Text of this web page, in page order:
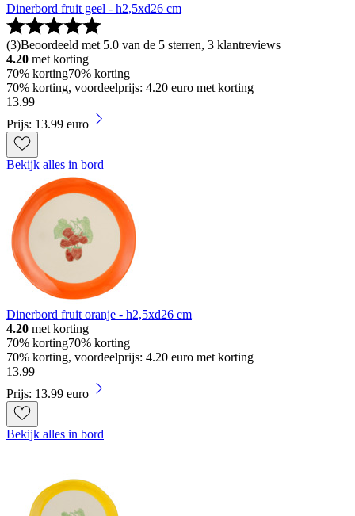
Dinerbord fruit geel - h2,5xd26 cm
(3)Beoordeeld met 5.0 van de 5 sterren, 3 klantreviews
4.20 met korting
70% korting70% korting
70% korting, voordeelprijs: 4.20 euro met korting
13.99
Prijs: 13.99 euro
Bekijk alles in bord
Dinerbord fruit oranje - h2,5xd26 cm
4.20 met korting
70% korting70% korting
70% korting, voordeelprijs: 4.20 euro met korting
13.99
Prijs: 13.99 euro
Bekijk alles in bord